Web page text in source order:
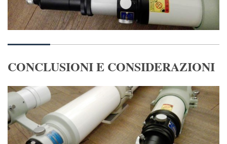
CONCLUSIONI E CONSIDERAZIONI